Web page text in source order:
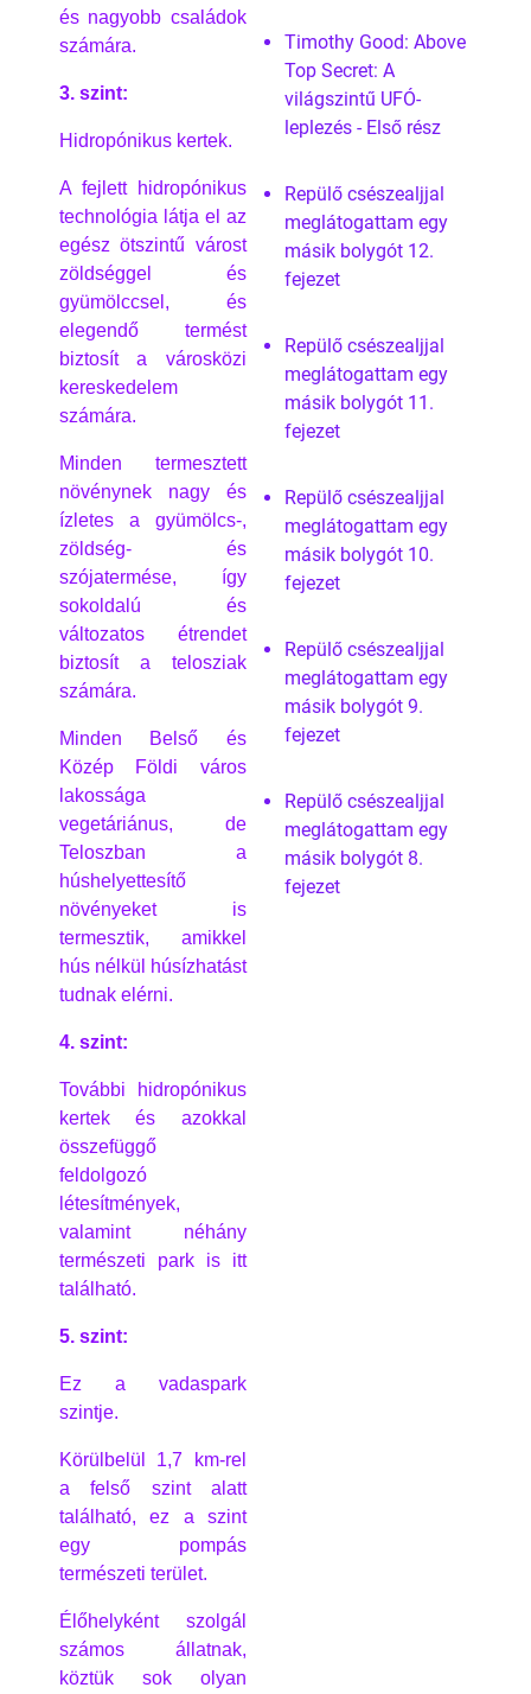
és nagyobb családok
számára.
3. szint:
Hidropónikus kertek.
A fejlett hidropónikus
technológia látja el az
egész ötszintű várost
zöldséggel és
gyümölccsel, és
elegendő termést
biztosít a városközi
kereskedelem
számára.
Minden termesztett
növénynek nagy és
ízletes a gyümölcs-,
zöldség- és
szójatermése, így
sokoldalú és
változatos étrendet
biztosít a telosziak
számára.
Minden Belső és
Közép Földi város
lakossága
vegetáriánus, de
Teloszban a
húshelyettesítő
növényeket is
termesztik, amikkel
hús nélkül húsízhatást
tudnak elérni.
4. szint:
További hidropónikus
kertek és azokkal
összefüggő
feldolgozó
létesítmények,
valamint néhány
természeti park is itt
található.
5. szint:
Ez a vadaspark
szintje.
Körülbelül 1,7 km-rel
a felső szint alatt
található, ez a szint
egy pompás
természeti terület.
Élőhelyként szolgál
számos állatnak,
köztük sok olyan
Timothy Good: Above
Top Secret: A
világszintű UFÓ-
leplezés - Első rész
Repülő csészealjjal
meglátogattam egy
másik bolygót 12.
fejezet
Repülő csészealjjal
meglátogattam egy
másik bolygót 11.
fejezet
Repülő csészealjjal
meglátogattam egy
másik bolygót 10.
fejezet
Repülő csészealjjal
meglátogattam egy
másik bolygót 9.
fejezet
Repülő csészealjjal
meglátogattam egy
másik bolygót 8.
fejezet